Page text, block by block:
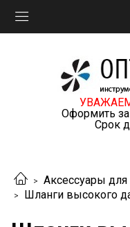
Оформить
Срок
Аксессуары для
Шланги высокого